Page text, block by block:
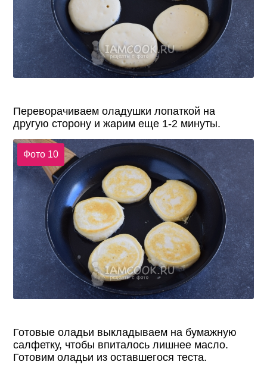
Переворачиваем оладушки лопаткой на
другую сторону и жарим еще 1-2 минуты.
Фото 10
Готовые оладьи выкладываем на бумажную
салфетку, чтобы впиталось лишнее масло.
Готовим оладьи из оставшегося теста.